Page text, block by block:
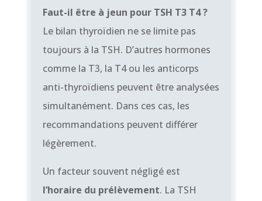
Faut-il être à jeun pour TSH T3 T4 ?
Le bilan thyroïdien ne se limite pas
toujours à la TSH. D’autres hormones
comme la T3, la T4 ou les anticorps
anti-thyroïdiens peuvent être analysées
simultanément. Dans ces cas, les
recommandations peuvent différer
légèrement.
Un facteur souvent négligé est
l’horaire du prélèvement. La TSH